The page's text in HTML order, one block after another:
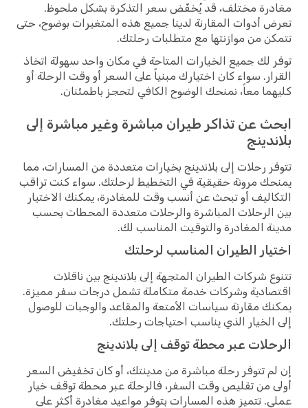
مغادرة مختلف، قد يُخفّض سعر التذكرة بشكل ملحوظ.
تعرض أدوات المقارنة لدينا جميع هذه المتغيرات بوضوح، حتى
تتمكن من موازنتها مع متطلبات رحلتك.
توفر لك جميع الخيارات المتاحة في مكان واحد سهولة اتخاذ
القرار. سواء كان اختيارك مبنياً على السعر أو وقت الرحلة أو
كليهما معاً، نمنحك الوضوح الكافي لتحجز باطمئنان.
ابحث عن تذاكر طيران مباشرة وغير مباشرة إلى
بلاندينج
تتوفر رحلات إلى بلاندينج بخيارات متعددة من المسارات، مما
يمنحك مرونة حقيقية في التخطيط لرحلتك. سواء كنت تراقب
التكاليف أو تبحث عن أنسب وقت للمغادرة، يمكنك الاختيار
بين الرحلات المباشرة والرحلات متعددة المحطات بحسب
مدينة المغادرة والتوقيت المناسب لك.
اختيار الطيران المناسب لرحلتك
تتنوع شركات الطيران المتجهة إلى بلاندينج بين ناقلات
اقتصادية وشركات خدمة متكاملة تشمل درجات سفر مميزة.
يمكنك مقارنة سياسات الأمتعة والمقاعد والوجبات للوصول
إلى الخيار الذي يناسب احتياجات رحلتك.
الرحلات عبر محطة توقف إلى بلاندينج
إن لم تتوفر رحلة مباشرة من مدينتك، أو كان تخفيض السعر
أولى من تقليص وقت السفر، فالرحلة عبر محطة توقف خيار
عملي. تتميز هذه المسارات بتوفر مواعيد مغادرة أكثر على